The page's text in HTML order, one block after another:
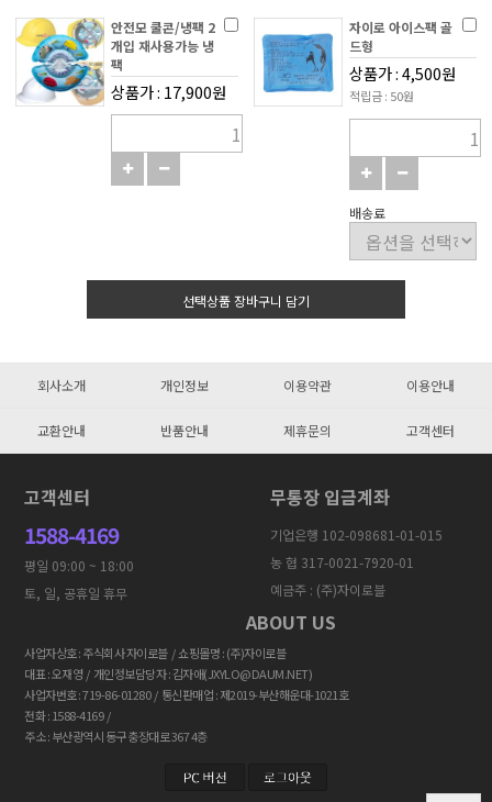
안전모 쿨콘/냉팩 2
개입 재사용가능 냉
팩
상품가 : 17,900원
자이로 아이스팩 골
드형
상품가 : 4,500원
적립금 : 50원
배송료
선택상품 장바구니 담기
회사소개 개인정보 이용약관 이용안내
교환안내 반품안내 제휴문의 고객센터
고객센터
1588-4169
평일 09:00 ~ 18:00
토, 일, 공휴일 휴무
무통장 입금계좌
기업은행 102-098681-01-015
농 협 317-0021-7920-01
예금주 : (주)자이로블
ABOUT US
사업자상호 : 주식회사 자이로블 / 쇼핑몰명 : (주)자이로블
대표 : 오재영 / 개인정보담당자 : 김자애(JXYLO@DAUM.NET)
사업자번호 : 719-86-01280 / 통신판매업 : 제2019-부산해운대-1021호
전화 : 1588-4169 /
주소 : 부산광역시 동구 충장대로 367 4층